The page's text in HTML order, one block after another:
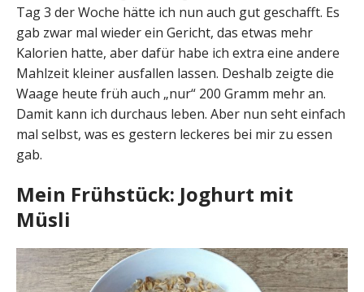
Tag 3 der Woche hätte ich nun auch gut geschafft. Es
gab zwar mal wieder ein Gericht, das etwas mehr
Kalorien hatte, aber dafür habe ich extra eine andere
Mahlzeit kleiner ausfallen lassen. Deshalb zeigte die
Waage heute früh auch „nur“ 200 Gramm mehr an.
Damit kann ich durchaus leben. Aber nun seht einfach
mal selbst, was es gestern leckeres bei mir zu essen
gab.
Mein Frühstück: Joghurt mit
Müsli